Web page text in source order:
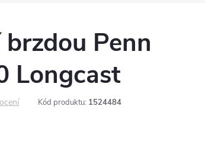
Penn
Longcast
Kód produktu: 1524484